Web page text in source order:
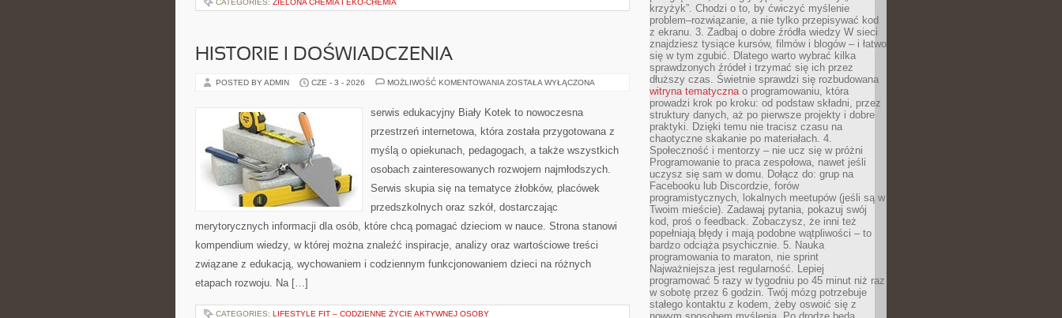
CATEGORIES: ZIELONA CHEMIA I EKO-CHEMIA
HISTORIE I DOŚWIADCZENIA
POSTED BY ADMIN CZE - 3 - 2026 MOŻLIWOŚĆ KOMENTOWANIA HISTORIE
ZOSTAŁA WYŁĄCZONA
serwis edukacyjny Biały Kotek to nowoczesna
przestrzeń internetowa, która została przygotowana z
myślą o opiekunach, pedagogach, a także wszystkich
osobach zainteresowanych rozwojem najmłodszych.
Serwis skupia się na tematyce żłobków, placówek
przedszkolnych oraz szkół, dostarczając
merytorycznych informacji dla osób, które chcą pomagać dzieciom w nauce. Strona stanowi
kompendium wiedzy, w której można znaleźć inspiracje, analizy oraz wartościowe treści
związane z edukacją, wychowaniem i codziennym funkcjonowaniem dzieci na różnych
etapach rozwoju. Na […]
CATEGORIES: LIFESTYLE FIT – CODZIENNE ŻYCIE AKTYWNEJ OSOBY
krzyżyk”. Chodzi o to, by ćwiczyć myślenie
problem–rozwiązanie, a nie tylko przepisywać kod
z ekranu. 3. Zadbaj o dobre źródła wiedzy W sieci
znajdziesz tysiące kursów, filmów i blogów – i łatwo
się w tym zgubić. Dlatego warto wybrać kilka
sprawdzonych źródeł i trzymać się ich przez
dłuższy czas. Świetnie sprawdzi się rozbudowana
witryna tematycznao programowaniu, która
prowadzi krok po kroku: od podstaw składni, przez
struktury danych, aż po pierwsze projekty i dobre
praktyki. Dzięki temu nie tracisz czasu na
chaotyczne skakanie po materiałach. 4.
Społeczność i mentorzy – nie ucz się w próżni
Programowanie to praca zespołowa, nawet jeśli
uczysz się sam w domu. Dołącz do: grup na
Facebooku lub Discordzie, forów
programistycznych, lokalnych meetupów (jeśli są w
Twoim mieście). Zadawaj pytania, pokazuj swój
kod, proś o feedback. Zobaczysz, że inni też
popełniają błędy i mają podobne wątpliwości – to
bardzo odciąża psychicznie. 5. Nauka
programowania to maraton, nie sprint
Najważniejsza jest regularność. Lepiej
programować 5 razy w tygodniu po 45 minut niż raz
w sobotę przez 6 godzin. Twój mózg potrzebuje
stałego kontaktu z kodem, żeby oswoić się z